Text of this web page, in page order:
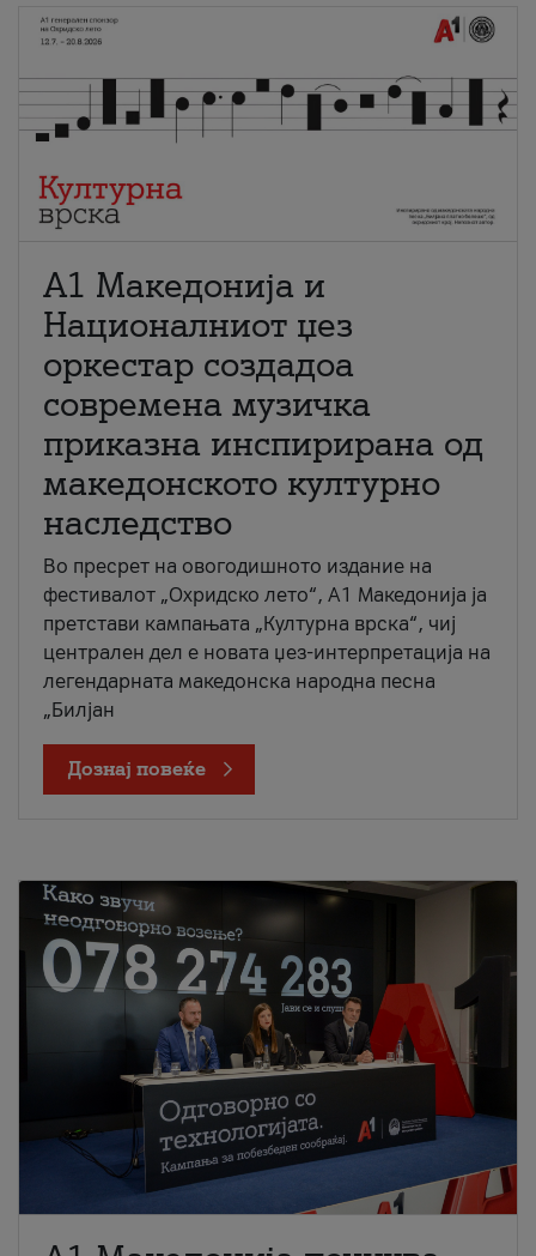
А1 Македонија и
Националниот џез
оркестар создадоа
современа музичка
приказна инспирирана од
македонското културно
наследство
Во пресрет на овогодишното издание на
фестивалот „Охридско лето“, А1 Македонија ја
претстави кампањата „Културна врска“, чиј
централен дел е новата џез-интерпретација на
легендарната македонска народна песна
„Билјан
Дознај повеќе